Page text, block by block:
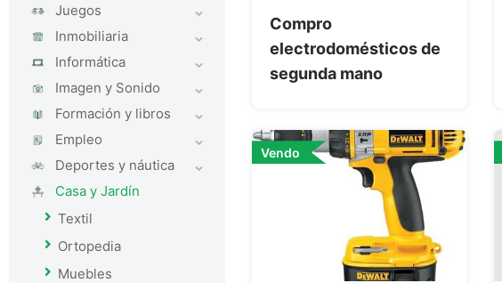
Juegos
Inmobiliaria
Informática
Imagen y Sonido
Formación y libros
Empleo
Deportes y náutica
Casa y Jardí­n
Textil
Ortopedia
Muebles
Compro
electrodomésticos de
segunda mano
Vendo